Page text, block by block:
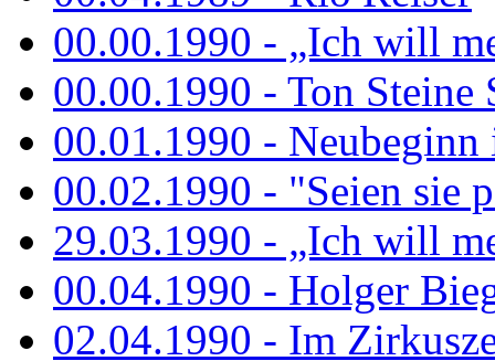
00.00.1990 - „Ich will
00.00.1990 - Ton Steine
00.01.1990 -
00.02.1990 - "Seien sie
29.03.1990 - „Ich will
00.04.1990 - Holger
02.04.1990 - Im